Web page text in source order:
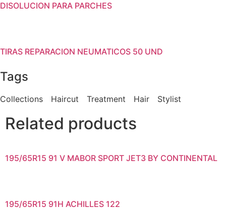
DISOLUCION PARA PARCHES
TIRAS REPARACION NEUMATICOS 50 UND
Tags
Collections Haircut Treatment Hair Stylist
Related products
195/65R15 91 V MABOR SPORT JET3 BY CONTINENTAL
195/65R15 91H ACHILLES 122